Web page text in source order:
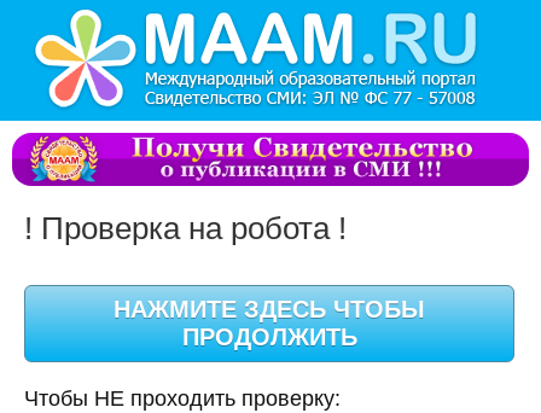
! Проверка на робота !
Чтобы НЕ проходить проверку: